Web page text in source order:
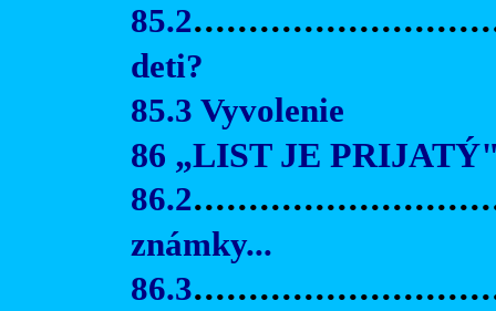
85.2
deti?
85.3 Vyvolenie
86 „LIST JE
86.2
známky...
86.3